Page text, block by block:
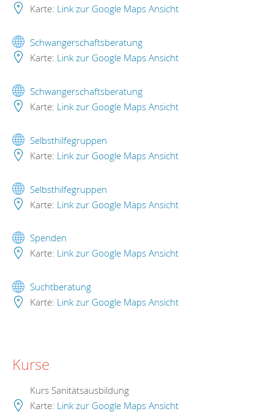
Karte: Link zur Google Maps Ansicht
Schwangerschaftsberatung
Karte: Link zur Google Maps Ansicht
Schwangerschaftsberatung
Karte: Link zur Google Maps Ansicht
Selbsthilfegruppen
Karte: Link zur Google Maps Ansicht
Selbsthilfegruppen
Karte: Link zur Google Maps Ansicht
Spenden
Karte: Link zur Google Maps Ansicht
Suchtberatung
Karte: Link zur Google Maps Ansicht
Kurse
Kurs Sanitätsausbildung
Karte: Link zur Google Maps Ansicht